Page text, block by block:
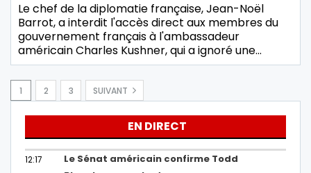
Le chef de la diplomatie française, Jean-Noël
Barrot, a interdit l'accès direct aux membres du
gouvernement français à l'ambassadeur
américain Charles Kushner, qui a ignoré une…
1 2 3 SUIVANT
EN DIRECT
12:17
Le Sénat américain confirme Todd